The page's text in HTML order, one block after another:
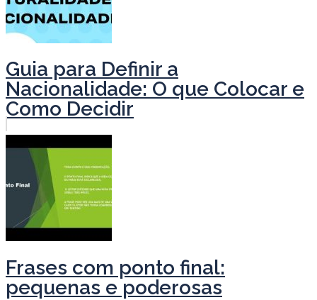
Guia para Definir a
Nacionalidade: O que Colocar e
Como Decidir
Frases com ponto final:
pequenas e poderosas